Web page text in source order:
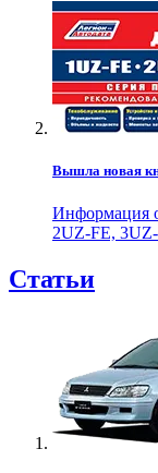
Вышла новая
Информация
2UZ-FE,
Статьи